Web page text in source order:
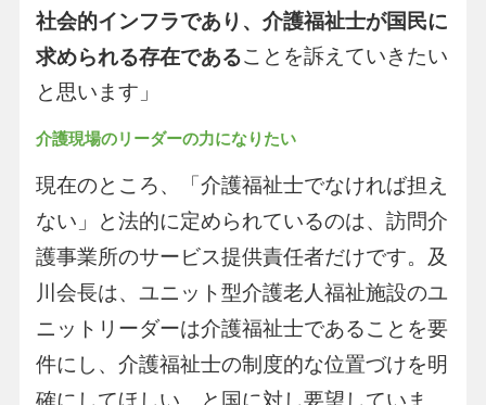
社会的インフラであり、介護福祉士が国民に
求められる存在であることを訴えていきたい
と思います」
介護現場のリーダーの力になりたい
現在のところ、「介護福祉士でなければ担え
ない」と法的に定められているのは、訪問介
護事業所のサービス提供責任者だけです。及
川会長は、ユニット型介護老人福祉施設のユ
ニットリーダーは介護福祉士であることを要
件にし、介護福祉士の制度的な位置づけを明
確にしてほしい、と国に対し要望していま